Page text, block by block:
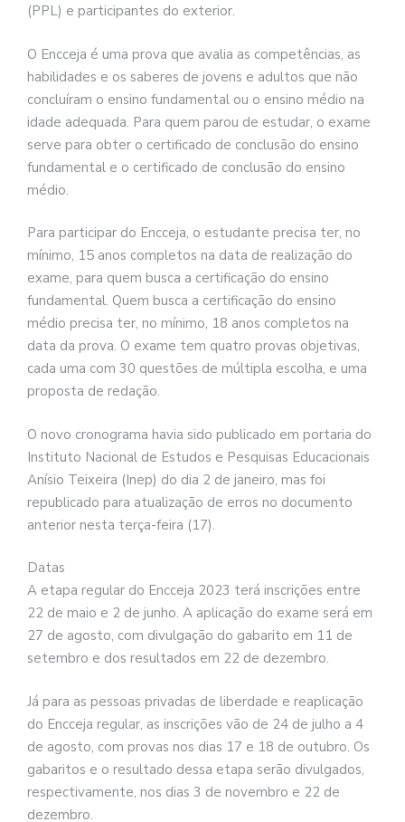
(PPL) e participantes do exterior.
O Encceja é uma prova que avalia as competências, as
habilidades e os saberes de jovens e adultos que não
concluíram o ensino fundamental ou o ensino médio na
idade adequada. Para quem parou de estudar, o exame
serve para obter o certificado de conclusão do ensino
fundamental e o certificado de conclusão do ensino
médio.
Para participar do Encceja, o estudante precisa ter, no
mínimo, 15 anos completos na data de realização do
exame, para quem busca a certificação do ensino
fundamental. Quem busca a certificação do ensino
médio precisa ter, no mínimo, 18 anos completos na
data da prova. O exame tem quatro provas objetivas,
cada uma com 30 questões de múltipla escolha, e uma
proposta de redação.
O novo cronograma havia sido publicado em portaria do
Instituto Nacional de Estudos e Pesquisas Educacionais
Anísio Teixeira (Inep) do dia 2 de janeiro, mas foi
republicado para atualização de erros no documento
anterior nesta terça-feira (17).
Datas
A etapa regular do Encceja 2023 terá inscrições entre
22 de maio e 2 de junho. A aplicação do exame será em
27 de agosto, com divulgação do gabarito em 11 de
setembro e dos resultados em 22 de dezembro.
Já para as pessoas privadas de liberdade e reaplicação
do Encceja regular, as inscrições vão de 24 de julho a 4
de agosto, com provas nos dias 17 e 18 de outubro. Os
gabaritos e o resultado dessa etapa serão divulgados,
respectivamente, nos dias 3 de novembro e 22 de
dezembro.